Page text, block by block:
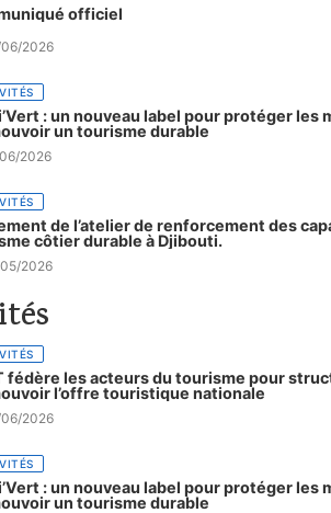
officiel
2026
: un nouveau label pour protéger les
un tourisme durable
2026
de l’atelier de renforcement des
côtier durable à Djibouti.
2026
fédère les acteurs du tourisme pour
l’offre touristique nationale
2026
: un nouveau label pour protéger les
un tourisme durable